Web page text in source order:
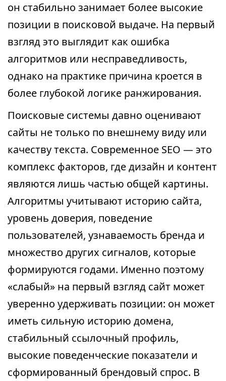
он стабильно занимает более высокие
позиции в поисковой выдаче. На первый
взгляд это выглядит как ошибка
алгоритмов или несправедливость,
однако на практике причина кроется в
более глубокой логике ранжирования.
Поисковые системы давно оценивают
сайты не только по внешнему виду или
качеству текста. Современное SEO — это
комплекс факторов, где дизайн и контент
являются лишь частью общей картины.
Алгоритмы учитывают историю сайта,
уровень доверия, поведение
пользователей, узнаваемость бренда и
множество других сигналов, которые
формируются годами. Именно поэтому
«слабый» на первый взгляд сайт может
уверенно удерживать позиции: он может
иметь сильную историю домена,
стабильный ссылочный профиль,
высокие поведенческие показатели и
сформированный брендовый спрос. В